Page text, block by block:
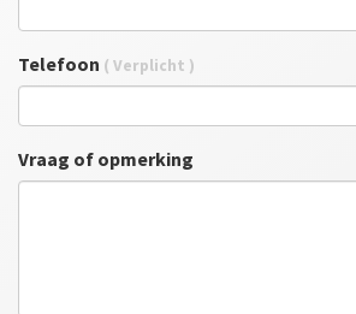
Telefoon ( Verplicht )
Vraag of opmerking